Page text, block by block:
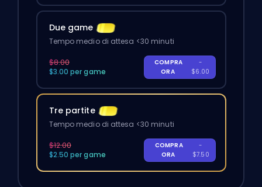
Due game
Tempo medio di attesa <30 minuti
$8.00
$3.00 per game
COMPRA
ORA
-
$6.00
Tre partite
Tempo medio di attesa <30 minuti
$12.00
$2.50 per game
COMPRA
ORA
-
$7.50